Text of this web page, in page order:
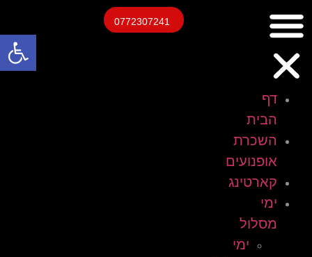
דף
הבית
השכרת
אופנועים
קארטינג
ימי
מסלול
ימי
0772307241